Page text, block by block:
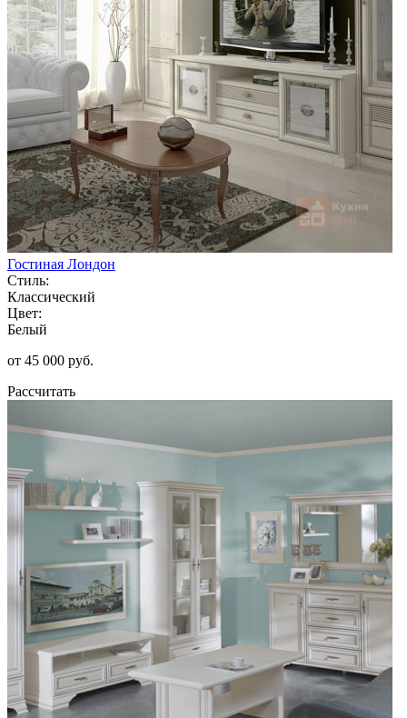
Гостиная Лондон
Стиль:
Классический
Цвет:
Белый
от 45 000 руб.
Рассчитать